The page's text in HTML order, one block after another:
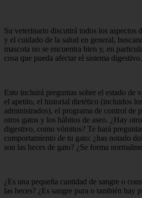
Su veterinario discutirá todos los aspectos
y el cuidado de la salud en general,
mascota no se encuentra bien y, en
cosa que pueda afectar el sistema digestivo.
Esto incluirá preguntas sobre el estado de
el apetito, el historial dietético (incluidos
administrados), el programa de control de
otros gatos y los hábitos de aseo. ¿Hay
digestivo, como vómitos? Te hará
comportamiento de tu gato: ¿has notado
son las heces de gato? ¿Se forma
¿Es una pequeña cantidad de sangre o
las heces? ¿Es sangre pura o también hay